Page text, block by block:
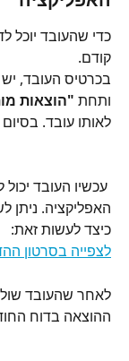
כדי שהעובד יוכל
קודם.
בכרטיס העובד,
ותחת "הוצאות
לאותו עובד.
עכשיו העובד
האפליקציה.
כיצד לעשות זאת:
לצפייה בסרטון
לאחר שהעובד
ההוצאה בדוח